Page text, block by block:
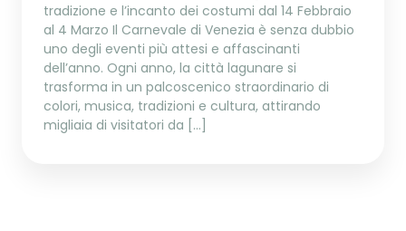
tradizione e l’incanto dei costumi dal 14 Febbraio
al 4 Marzo Il Carnevale di Venezia è senza dubbio
uno degli eventi più attesi e affascinanti
dell’anno. Ogni anno, la città lagunare si
trasforma in un palcoscenico straordinario di
colori, musica, tradizioni e cultura, attirando
migliaia di visitatori da […]